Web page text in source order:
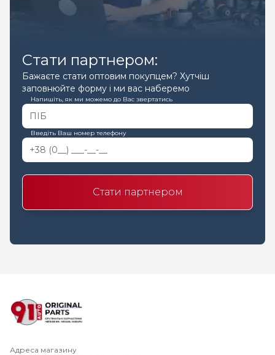
Стати партнером:
Бажаєте стати оптовим покупцем? Хутчіш
заповнюйте форму і ми вас наберемо
Напишіть, як ми можемо до Вас звертатись
Введіть Ваш номер телефону
Стати партнером
Адреса магазину